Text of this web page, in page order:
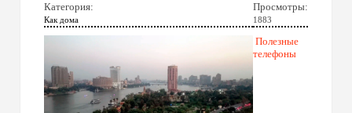
Категория:
Как дома
Просмотры:
1883
Полезные
телефоны